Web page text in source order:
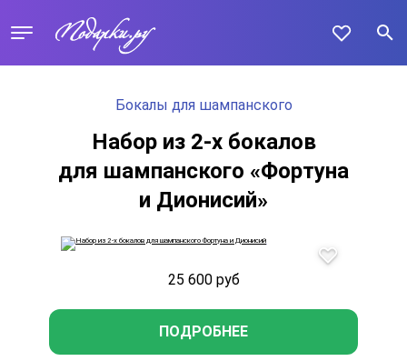
Бокалы для шампанского
Набор из 2-х бокалов
для шампанского «Фортуна
и Дионисий»
25 600 руб
ПОДРОБНЕЕ